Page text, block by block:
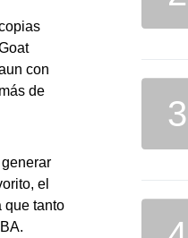
con
de
el
que tanto